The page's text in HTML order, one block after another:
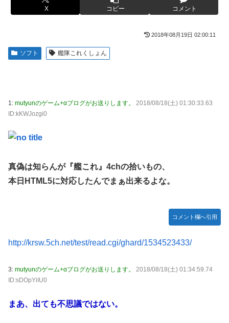
【胸糞】Zクソガキ、おばあちゃんをいじめて炎上するｗｗ
【艦これ】 なんか今回はE5は甲で当然みたいな流れあるよ
ね
江別大学生暴行ﾀﾋ″主犯格″の川口侑斗被告に「無期懲役」の
ジャンポケ斎藤と代理人のやりとり、「地獄すぎて完全にコ
シャウエッセン公式、またこういうのでいい丼をポスト
もしも日本全土がRPG化したらを考えるスレ
【悲報】元ジャンポケ斉藤の被害女性「事件で知名度を上げ
りを感じた」
白戸ゆめのアナ セクシーニットのノースリーブ巨乳！！
【画像】70年代の漫画、あまりにも時代を先取りしすぎてい
日本代表DF冨安健洋の英プレミア・クリスタルパレス加入
日向坂OGの最新ランジェリー、もうエグいだろ・・・(画像
どーん)
【GIF動画】宮城の可愛すぎるチアさん、甲子園で発見され
秋田県職員さん、会見をバスローブ＆喫煙スタイルで対応し
【衝撃】ジャンポケ斉藤の被害女性「バウムクーヘン売った
りTikTokライブしててムカついたから示談しなかった」←
コレってさ…
【動画】ロシア軍のドローンをネット発射装置で撃墜するウ
首相官邸、高市首相の熊本訪問の感動BGM付きムービーを
投稿「全部が全部ありがたかったです」
X コピー コメント
2018年08月19日 02:00:11
ソフト 艦隊これくしょん
1: mutyunのゲーム+αブログがお送りします。
2018/08/18(土) 01:30:33.63
ID:kKWJozgi0
真偽は知らんが『艦これ』4chの拾いもの、
本日HTML5に対応したんでまぁ出来るよな。
コメント欄へ引用
http://krsw.5ch.net/test/read.cgi/ghard/1534523433/
3: mutyunのゲーム+αブログがお送りします。
2018/08/18(土) 01:34:59.74
ID:sDOpYiIU0
まあ、出ても不思議ではない。